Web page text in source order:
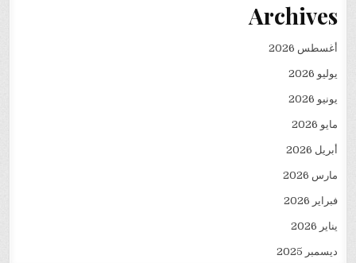
Archives
أغسطس 2026
يوليو 2026
يونيو 2026
مايو 2026
أبريل 2026
مارس 2026
فبراير 2026
يناير 2026
ديسمبر 2025